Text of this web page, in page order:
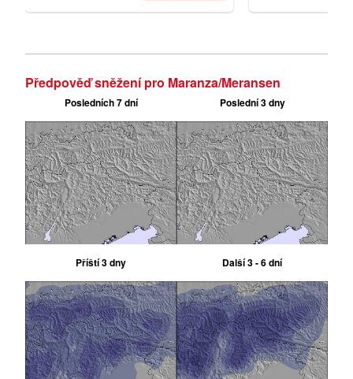
Předpověď sněžení pro Maranza/Meransen
Posledních 7 dní Poslední 3 dny
Příští 3 dny Další 3 - 6 dní